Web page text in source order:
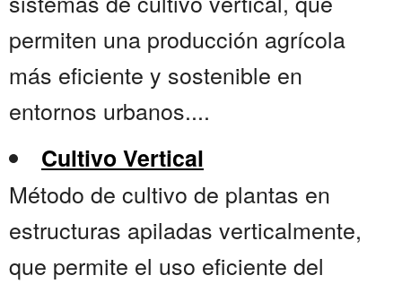
permiten una producción agrícola
más eficiente y sostenible en
entornos urbanos....
Cultivo Vertical
Método de cultivo de plantas en
estructuras apiladas verticalmente,
que permite el uso eficiente del